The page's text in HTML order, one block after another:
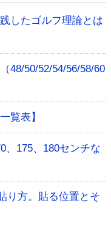
したゴルフ理論とは
48/50/52/54/56/58/60
覧表】
、175、180センチな
り方。貼る位置とそ